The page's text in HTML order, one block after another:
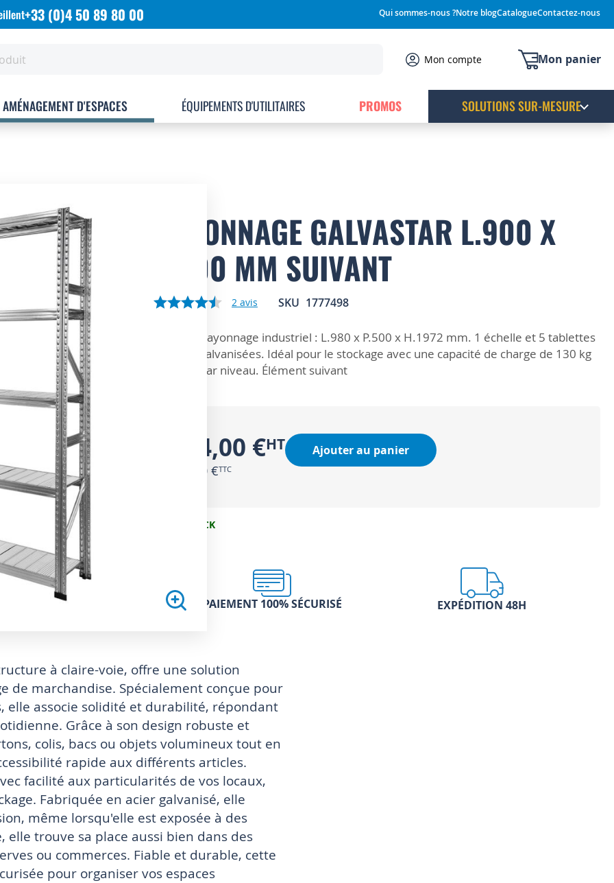
Qui sommes-nous ?Notre blogCatalogueContactez-nous
+33 (0)4 50 89 80 00
Mon panier
Mon compte
AMÉNAGEMENT D'ESPACES ÉQUIPEMENTS D'UTILITAIRES PROMOS SOLUTIONS SUR-MESURE
RAYONNAGE GALVASTAR L.900 X
P.500 MM SUIVANT
2 avis SKU 1777498
Rayonnage industriel : L.980 x P.500 x H.1972 mm. 1 échelle et 5 tablettes
galvanisées. Idéal pour le stockage avec une capacité de charge de 130 kg
par niveau. Élément suivant
104,00 €
124,80 €
Ajouter au panier
EN STOCK
PAIEMENT 100% SÉCURISÉ EXPÉDITION 48H
à claire-voie, offre une solution
de marchandise. Spécialement conçue pour
associe solidité et durabilité, répondant
Grâce à son design robuste et
colis, bacs ou objets volumineux tout en
rapide aux différents articles.
facilité aux particularités de vos locaux,
Fabriquée en acier galvanisé, elle
même lorsqu'elle est exposée à des
trouve sa place aussi bien dans des
ou commerces. Fiable et durable, cette
pour organiser vos espaces